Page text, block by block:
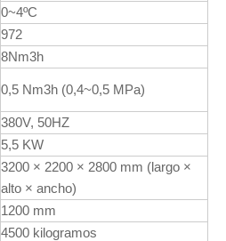
0~4ºC
972
8Nm3h
0,5 Nm3h (0,4~0,5 MPa)
380V, 50HZ
5,5 KW
3200 × 2200 × 2800 mm (largo ×
alto × ancho)
1200 mm
4500 kilogramos